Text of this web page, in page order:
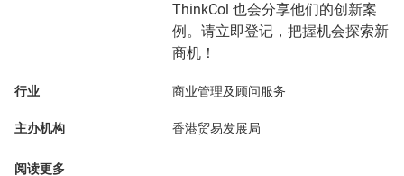
ThinkCol 也会分享他们的创新案
例。请立即登记，把握机会探索新
商机！
行业 商业管理及顾问服务
主办机构 香港贸易发展局
阅读更多